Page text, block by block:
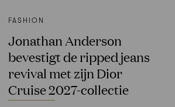
FASHION
Jonathan Anderson
bevestigt de ripped jeans
revival met zijn Dior
Cruise 2027-collectie